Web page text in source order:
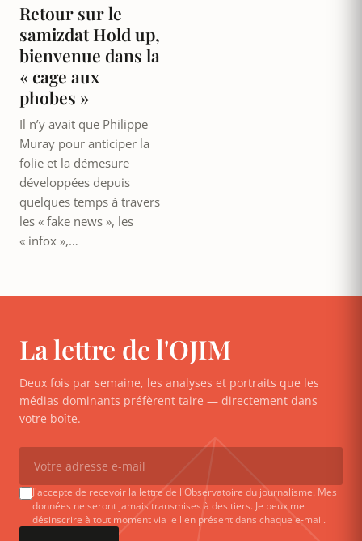
Retour sur le
samizdat Hold up,
bienvenue dans la
« cage aux
phobes »
Il n’y avait que Philippe
Muray pour anticiper la
folie et la démesure
développées depuis
quelques temps à travers
les « fake news », les
« infox »,…
La lettre de l'OJIM
Deux fois par semaine, les analyses et portraits que les
médias dominants préfèrent taire — directement dans
votre boîte.
J'accepte de recevoir la lettre de l'Observatoire du journalisme. Mes
données ne seront jamais transmises à des tiers. Je peux me
désinscrire à tout moment via le lien présent dans chaque e-mail.